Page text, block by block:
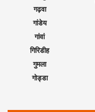
गढ़वा
गांडेय
गांवां
गिरिडीह
गुमला
गोड्डा